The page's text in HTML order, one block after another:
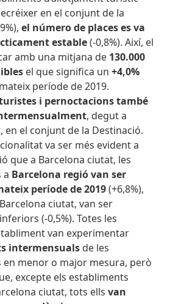
en el conjunt de la
el número de places es va
estable(-0,8%). Així, el
amb una mitjana de 130.000
el que significa un+4,0%
període de 2019.
i pernoctacions també
, degut a
en el conjunt de la Destinació.
va ser més evident a
que a Barcelona ciutat, les
a Barcelona regió van ser
període de 2019(+6,8%),
ciutat, van ser
(-0,5%). Totes les
van experimentar
intermensuals de les
en menor o major mesura, però
excepte els establiments
ciutat, tots ellsvan